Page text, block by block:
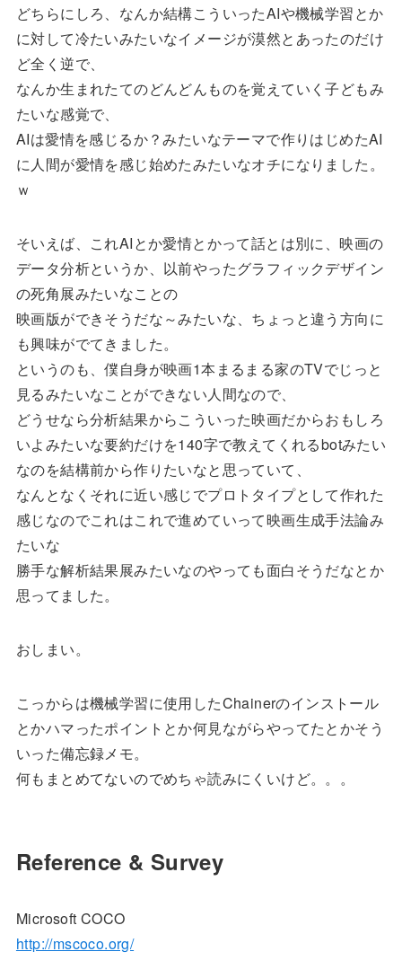
どちらにしろ、なんか結構こういったAIや機械学習とか
に対して冷たいみたいなイメージが漠然とあったのだけ
ど全く逆で、
なんか生まれたてのどんどんものを覚えていく子どもみ
たいな感覚で、
AIは愛情を感じるか？みたいなテーマで作りはじめたAI
に人間が愛情を感じ始めたみたいなオチになりました。
ｗ
そいえば、これAIとか愛情とかって話とは別に、映画の
データ分析というか、以前やったグラフィックデザイン
の死角展みたいなことの
映画版ができそうだな～みたいな、ちょっと違う方向に
も興味がでてきました。
というのも、僕自身が映画1本まるまる家のTVでじっと
見るみたいなことができない人間なので、
どうせなら分析結果からこういった映画だからおもしろ
いよみたいな要約だけを140字で教えてくれるbotみたい
なのを結構前から作りたいなと思っていて、
なんとなくそれに近い感じでプロトタイプとして作れた
感じなのでこれはこれで進めていって映画生成手法論み
たいな
勝手な解析結果展みたいなのやっても面白そうだなとか
思ってました。
おしまい。
こっからは機械学習に使用したChainerのインストール
とかハマったポイントとか何見ながらやってたとかそう
いった備忘録メモ。
何もまとめてないのでめちゃ読みにくいけど。。。
Reference & Survey
Microsoft COCO
http://mscoco.org/